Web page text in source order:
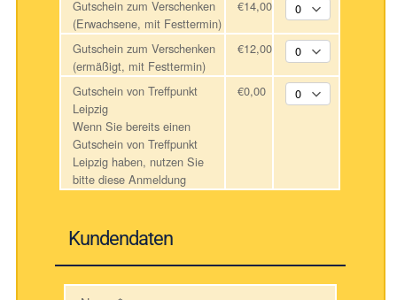
Gutschein zum Verschenken
(Erwachsene, mit Festtermin)
€14,00
Gutschein zum Verschenken
(ermäßigt, mit Festtermin)
€12,00
Gutschein von Treffpunkt
Leipzig
Wenn Sie bereits einen
Gutschein von Treffpunkt
Leipzig haben, nutzen Sie
bitte diese Anmeldung
€0,00
Kundendaten